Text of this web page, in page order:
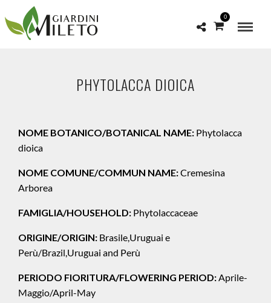
0
PHYTOLACCA DIOICA
NOME BOTANICO/BOTANICAL NAME: Phytolacca
dioica
NOME COMUNE/COMMUN NAME:Cremesina
Arborea
FAMIGLIA/HOUSEHOLD: Phytolaccaceae
ORIGINE/ORIGIN: Brasile,Uruguai e
Perù/Brazil,Uruguai and Perù
PERIODO FIORITURA/FLOWERING PERIOD:Aprile-
Maggio/April-May